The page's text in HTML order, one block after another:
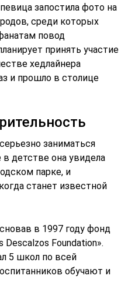
запостила фото на
среди которых
повод
принять участие
хедлайнера
и прошло в столице
заниматься
детстве она увидела
парке, и
станет известной
в 1997 году фонд
Foundation».
5 школ по всей
обучают и